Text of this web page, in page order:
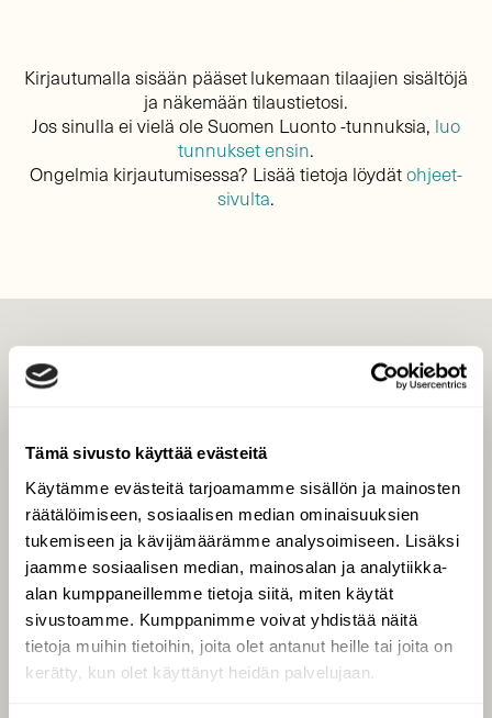
Tämä sivusto käyttää evästeitä
Käytämme evästeitä tarjoamamme sisällön ja mainosten
räätälöimiseen, sosiaalisen median ominaisuuksien
tukemiseen ja kävijämäärämme analysoimiseen. Lisäksi
jaamme sosiaalisen median, mainosalan ja analytiikka-
alan kumppaneillemme tietoja siitä, miten käytät
sivustoamme. Kumppanimme voivat yhdistää näitä
tietoja muihin tietoihin, joita olet antanut heille tai joita on
kerätty, kun olet käyttänyt heidän palvelujaan.
Kirjautumalla sisään pääset lukemaan tilaajien sisältöjä
ja näkemään tilaustietosi.
Jos sinulla ei vielä ole Suomen Luonto -tunnuksia, luo
tunnukset ensin.
Ongelmia kirjautumisessa? Lisää tietoja löydätohjeet-
sivulta.
Tilaa digilukuoikeus
Äänestä parasta juttua
Tilaa uutiskirje
SUOMEN LUONNON­
SUOJELU­LIITTO
Suomen Luonto -lehden